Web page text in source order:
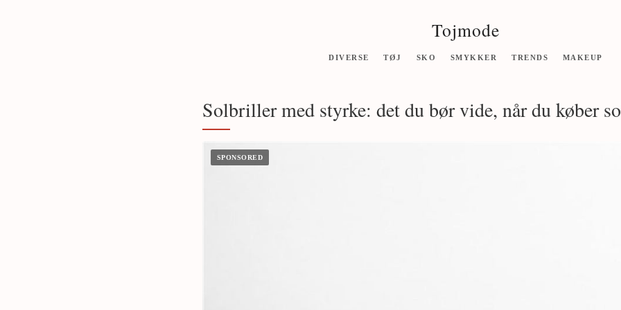
Tojmode
DIVERSE TØJ SKO SMYKKER TRENDS MAKEUP
Solbriller med styrke: det du bør vide, når du køber